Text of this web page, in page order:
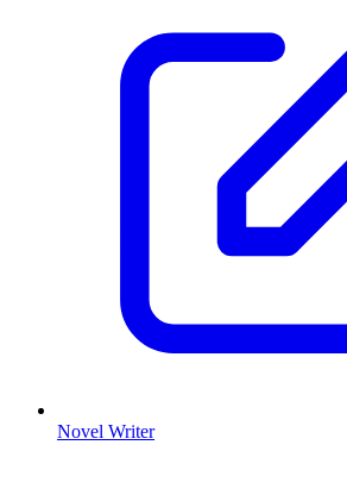
Novel Writer